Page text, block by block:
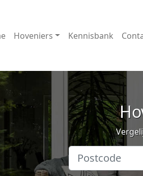
Hoveniers Kennisbank